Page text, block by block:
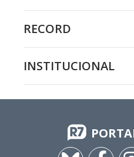
RECORD
INSTITUCIONAL